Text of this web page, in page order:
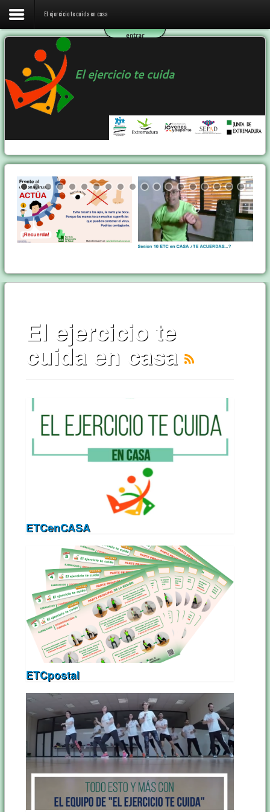
El ejercicio te cuida en casa
El programa ETC
Ejercicio y Salud
Contactar
El ejercicio te cuida en casa
entrar
El ejercicio te cuida
El ejercicio te
cuida en casa
ETCenCASA
ETCpostal